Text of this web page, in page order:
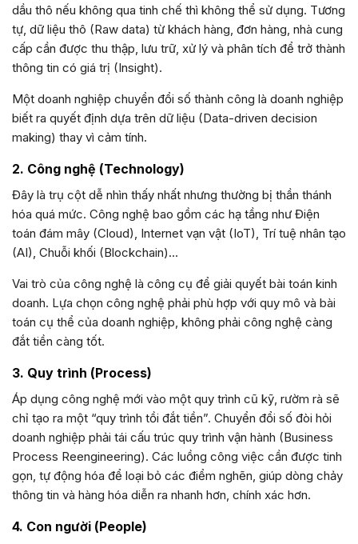
dầu thô nếu không qua tinh chế thì không thể sử dụng. Tương
tự, dữ liệu thô (Raw data) từ khách hàng, đơn hàng, nhà cung
cấp cần được thu thập, lưu trữ, xử lý và phân tích để trở thành
thông tin có giá trị (Insight).
Một doanh nghiệp chuyển đổi số thành công là doanh nghiệp
biết ra quyết định dựa trên dữ liệu (Data-driven decision
making) thay vì cảm tính.
2. Công nghệ (Technology)
Đây là trụ cột dễ nhìn thấy nhất nhưng thường bị thần thánh
hóa quá mức. Công nghệ bao gồm các hạ tầng như Điện
toán đám mây (Cloud), Internet vạn vật (IoT), Trí tuệ nhân tạo
(AI), Chuỗi khối (Blockchain)…
Vai trò của công nghệ là công cụ để giải quyết bài toán kinh
doanh. Lựa chọn công nghệ phải phù hợp với quy mô và bài
toán cụ thể của doanh nghiệp, không phải công nghệ càng
đắt tiền càng tốt.
3. Quy trình (Process)
Áp dụng công nghệ mới vào một quy trình cũ kỹ, rườm rà sẽ
chỉ tạo ra một “quy trình tồi đắt tiền”. Chuyển đổi số đòi hỏi
doanh nghiệp phải tái cấu trúc quy trình vận hành (Business
Process Reengineering). Các luồng công việc cần được tinh
gọn, tự động hóa để loại bỏ các điểm nghẽn, giúp dòng chảy
thông tin và hàng hóa diễn ra nhanh hơn, chính xác hơn.
4. Con người (People)